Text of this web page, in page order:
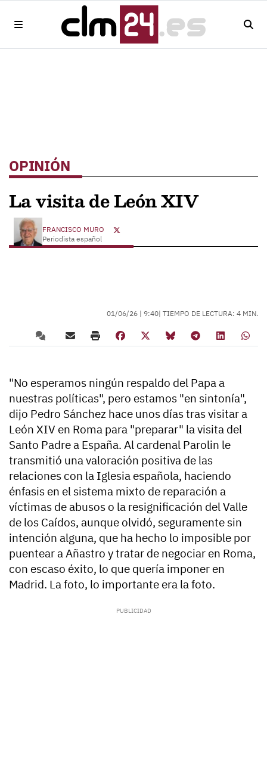
OPINIÓN
La visita de León XIV
FRANCISCO MURO
Periodista español
01/06/26 | 9:40| TIEMPO DE LECTURA: 4 MIN.
"No esperamos ningún respaldo del Papa a
nuestras políticas", pero estamos "en sintonía",
dijo Pedro Sánchez hace unos días tras visitar a
León XIV en Roma para "preparar" la visita del
Santo Padre a España. Al cardenal Parolin le
transmitió una valoración positiva de las
relaciones con la Iglesia española, haciendo
énfasis en el sistema mixto de reparación a
víctimas de abusos o la resignificación del Valle
de los Caídos, aunque olvidó, seguramente sin
intención alguna, que ha hecho lo imposible por
puentear a Añastro y tratar de negociar en Roma,
con escaso éxito, lo que quería imponer en
Madrid. La foto, lo importante era la foto.